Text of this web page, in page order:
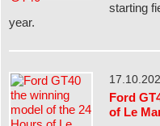
starting
year.
Ford
of Le